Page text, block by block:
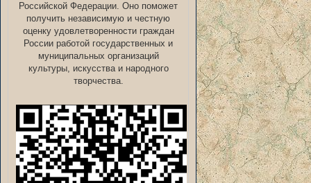
Российской Федерации. Оно поможет
получить независимую и честную
оценку удовлетворенности граждан
России работой государственных и
муниципальных организаций
культуры, искусства и народного
творчества.